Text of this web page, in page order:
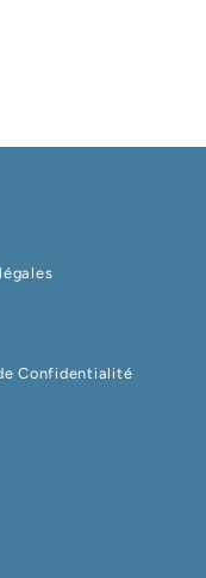
Confidentialité